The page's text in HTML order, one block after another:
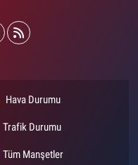
Hava Durumu
Trafik Durumu
Tüm Manşetler